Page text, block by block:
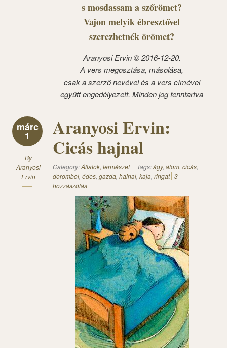
s mosdassam a szőrömet?
Vajon melyik ébresztővel
szerezhetnék örömet?
Aranyosi Ervin © 2016-12-20.
A vers megosztása, másolása,
csak a szerző nevével és a vers címével
együtt engedélyezett. Minden jog fenntartva
márc
1
By
Aranyosi
Ervin
Aranyosi Ervin:
Cicás hajnal
Category:Állatok, természet Tags:ágy, álom, cicás,
dorombol, édes, gazda, halnal, kaja, ringat 3
hozzászólás